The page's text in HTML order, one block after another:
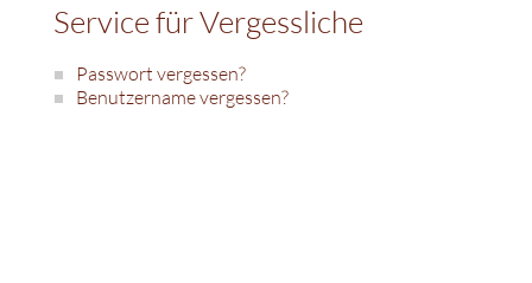
Service für Vergessliche
Passwort vergessen?
Benutzername vergessen?